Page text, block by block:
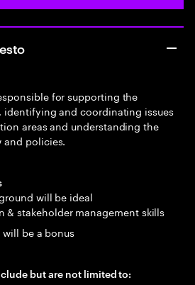
for supporting the
identifying and coordinating issues
areas and understanding the
and policies.
will be ideal
& stakeholder management skills
be a bonus
but are not limited to: